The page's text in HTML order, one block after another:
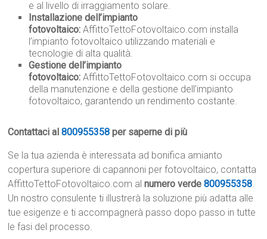
e al livello di irraggiamento solare.
Installazione dell’impianto
fotovoltaico: AffittoTettoFotovoltaico.com installa
l’impianto fotovoltaico utilizzando materiali e
tecnologie di alta qualità.
Gestione dell’impianto
fotovoltaico: AffittoTettoFotovoltaico.com si occupa
della manutenzione e della gestione dell’impianto
fotovoltaico, garantendo un rendimento costante.
Contattaci al800955358 per saperne di più
Se la tua azienda è interessata ad bonifica amianto
copertura superiore di capannoni per fotovoltaico, contatta
AffittoTettoFotovoltaico.com alnumero verde800955358.
Un nostro consulente ti illustrerà la soluzione più adatta alle
tue esigenze e ti accompagnerà passo dopo passo in tutte
le fasi del processo.